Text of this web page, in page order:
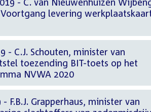
levering
- C.J. Schouten, minister van
toezending BIT-toets op het
NVWA 2020
Grapperhaus, minister van